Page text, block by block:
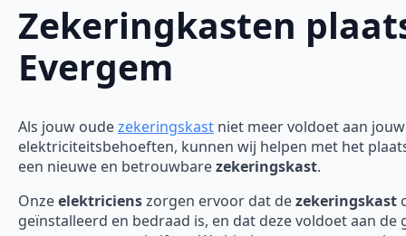
Zekeringkasten
Evergem
Als jouw oudezekeringskast niet meer voldoet aan jouw
elektriciteitsbehoeften, kunnen wij helpen met het
een nieuwe en betrouwbarezekeringskast.
Onzeelektricienszorgen ervoor dat dezekeringskast
geïnstalleerd en bedraad is, en dat deze voldoet aan de